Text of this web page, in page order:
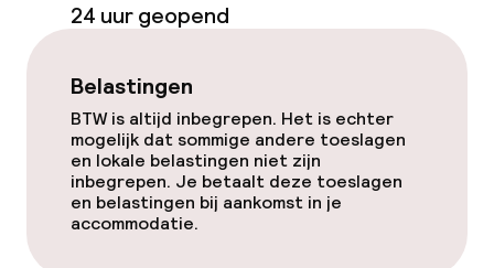
Wasfaciliteiten (wasmachine)
Wasservice
Beleid
Overal rookvrij
24 uur geopend
Belastingen
BTW is altijd inbegrepen. Het is echter
mogelijk dat sommige andere toeslagen
en lokale belastingen niet zijn
inbegrepen. Je betaalt deze toeslagen
en belastingen bij aankomst in je
accommodatie.